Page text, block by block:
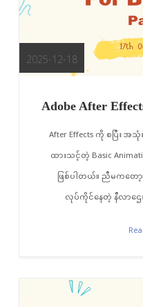
2025-12-18
Adobe After
After Effects ကို စပြီး
ထားသင့်တဲ့ Basic
ဖြစ်ပါတယ်။ ညီမကတော့
လုပ်ကိုင်နေတဲ့ နီလာဌေးပ